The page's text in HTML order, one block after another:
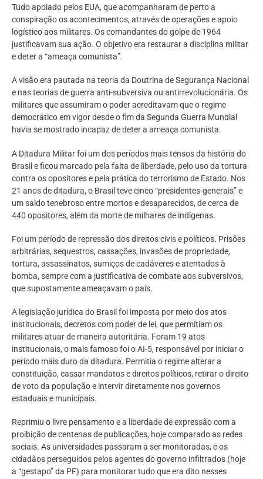
Tudo apoiado pelos EUA, que acompanharam de perto a
conspiração os acontecimentos, através de operações e apoio
logístico aos militares. Os comandantes do golpe de 1964
justificavam sua ação. O objetivo era restaurar a disciplina militar
e deter a “ameaça comunista”.
A visão era pautada na teoria da Doutrina de Segurança Nacional
e nas teorias de guerra anti-subversiva ou antirrevolucionária. Os
militares que assumiram o poder acreditavam que o regime
democrático em vigor desde o fim da Segunda Guerra Mundial
havia se mostrado incapaz de deter a ameaça comunista.
A Ditadura Militar foi um dos períodos mais tensos da história do
Brasil e ficou marcado pela falta de liberdade, pelo uso da tortura
contra os opositores e pela prática do terrorismo de Estado. Nos
21 anos de ditadura, o Brasil teve cinco “presidentes-generais” e
um saldo tenebroso entre mortos e desaparecidos, de cerca de
440 opositores, além da morte de milhares de indígenas.
Foi um período de repressão dos direitos civis e políticos. Prisões
arbitrárias, sequestros, cassações, invasões de propriedade,
tortura, assassinatos, sumiços de cadáveres e atentados à
bomba, sempre com a justificativa de combate aos subversivos,
que supostamente ameaçavam o país.
A legislação jurídica do Brasil foi imposta por meio dos atos
institucionais, decretos com poder de lei, que permitiam os
militares atuar de maneira autoritária. Foram 19 atos
institucionais, o mais famoso foi o AI-5, responsável por iniciar o
período mais duro da ditadura. Permitia o regime alterar a
constituição, cassar mandatos e direitos políticos, retirar o direito
de voto da população e intervir diretamente nos governos
estaduais e municipais.
Reprimiu o livre pensamento e a liberdade de expressão com a
proibição de centenas de publicações, hoje comparado as redes
sociais. As universidades passaram a ser monitoradas, e os
cidadãos perseguidos pelos agentes do governo infiltrados (hoje
a “gestapo” da PF) para monitorar tudo que era dito nesses